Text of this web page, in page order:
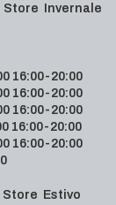
Store
16:00-20:00
16:00-20:00
16:00-20:00
16:00-20:00
16:00-20:00